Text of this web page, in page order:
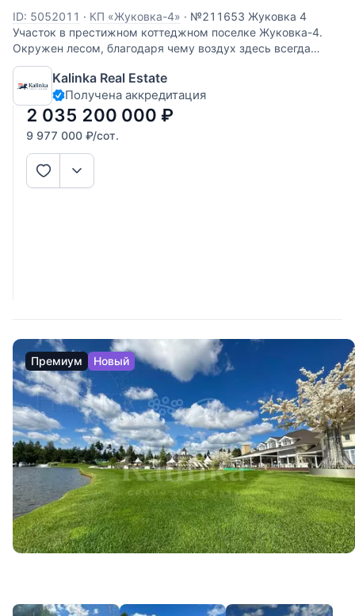
ID: 5052011 · КП «Жуковка-4» · №211653 Жуковка 4
Участок в престижном коттеджном поселке Жуковка-4.
Окружен лесом, благодаря чему воздух здесь всегда
остается чистым и свежим. На уникальном лесном
участке протекает естественный ручей и растут вековые
сосны. На территории также
Kalinka Real Estate
Получена аккредитация
2 035 200 000 ₽
9 977 000 ₽/сот.
Премиум Новый